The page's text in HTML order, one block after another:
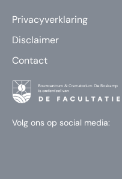
Privacyverklaring
Disclaimer
Contact
Volg ons op social media: